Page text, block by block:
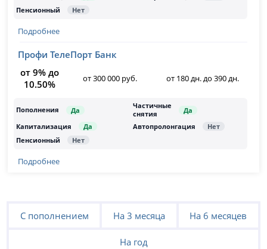
Подробнее
Профи ТелеПорт Банк
от 9% до
10.50%
от 300 000 руб. от 180 дн. до 390 дн.
Подробнее
С пополнением На 3 месяца На 6 месяцев
На год